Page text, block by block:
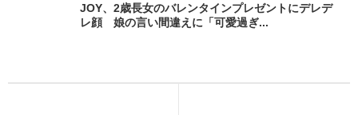
JOY、2歳長女のバレンタインプレゼントにデレデ
レ顔 娘の言い間違えに「可愛過ぎ...